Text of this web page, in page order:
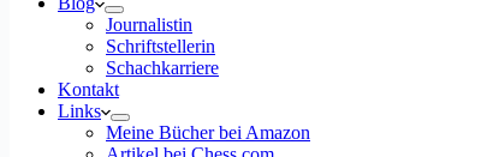
Journalistin
Schriftstellerin
Schachkarriere
Kontakt
Links
Meine Bücher bei Amazon